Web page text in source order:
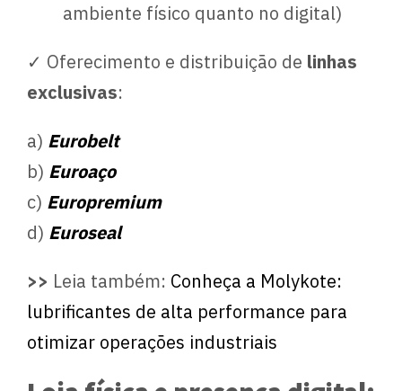
ambiente físico quanto no digital)
✓ Oferecimento e distribuição de linhas
exclusivas:
a) Eurobelt
b) Euroaço
c) Europremium
d) Euroseal
>> Leia também: Conheça a Molykote:
lubrificantes de alta performance para
otimizar operações industriais